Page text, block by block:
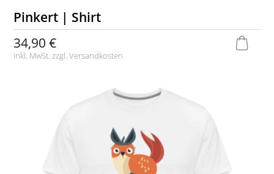
Pinkert | Shirt
34,90 €
inkl. MwSt. zzgl.Versandkosten